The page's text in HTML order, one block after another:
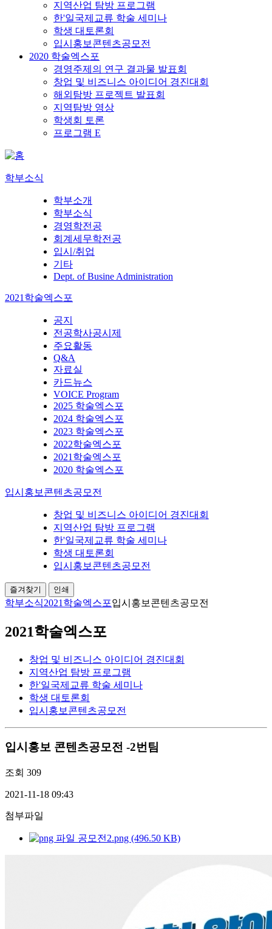
지역산업 탐방 프로그램
한'일국제교류 학술 세미나
학생 대토론회
입시홍보콘텐츠공모전
2020 학술엑스포
경영주제의 연구 결과물 발표회
창업 및 비즈니스 아이디어 경진대회
해외탐방 프로젝트 발표회
지역탐방 영상
학생회 토론
프로그램 E
학부소식
학부소개
학부소식
경영학전공
회계세무학전공
입시/취업
기타
Dept. of Busine Administration
2021학술엑스포
공지
전공학사공시제
주요활동
Q&A
자료실
카드뉴스
VOICE Program
2025 학술엑스포
2024 학술엑스포
2023 학술엑스포
2022학술엑스포
2021학술엑스포
2020 학술엑스포
입시홍보콘텐츠공모전
창업 및 비즈니스 아이디어 경진대회
지역산업 탐방 프로그램
한'일국제교류 학술 세미나
학생 대토론회
입시홍보콘텐츠공모전
즐겨찾기 인쇄
학부소식2021학술엑스포입시홍보콘텐츠공모전
2021학술엑스포
창업 및 비즈니스 아이디어 경진대회
지역산업 탐방 프로그램
한'일국제교류 학술 세미나
학생 대토론회
입시홍보콘텐츠공모전
입시홍보 콘텐츠공모전 -2번팀
조회 309
2021-11-18 09:43
첨부파일
공모전2.png (496.50 KB)